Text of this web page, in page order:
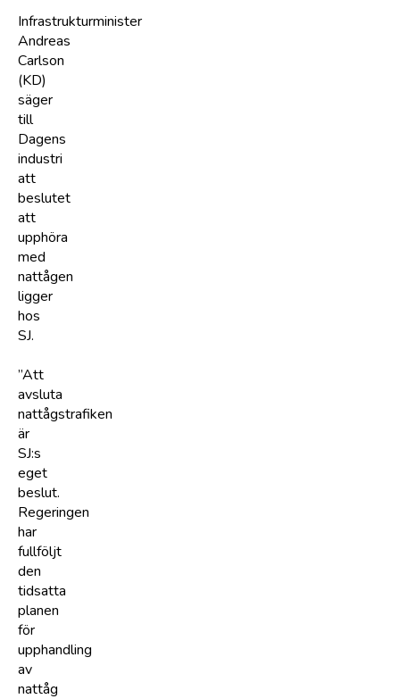
Infrastrukturminister
Andreas
Carlson
(KD)
säger
till
Dagens
industri
att
beslutet
att
upphöra
med
nattågen
ligger
hos
SJ.
”Att
avsluta
nattågstrafiken
är
SJ:s
eget
beslut.
Regeringen
har
fullföljt
den
tidsatta
planen
för
upphandling
av
nattåg